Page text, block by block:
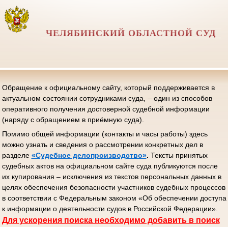
ЧЕЛЯБИНСКИЙ ОБЛАСТНОЙ СУД
Обращение к официальному сайту, который поддерживается в
актуальном состоянии сотрудниками суда, – один из способов
оперативного получения достоверной судебной информации
(наряду с обращением в приёмную суда).
Помимо общей информации (контакты и часы работы) здесь
можно узнать и сведения о рассмотрении конкретных дел в
разделе «Судебное делопроизводство». Тексты принятых
судебных актов на официальном сайте суда публикуются после
их купирования – исключения из текстов персональных данных в
целях обеспечения безопасности участников судебных процессов
в соответствии с Федеральным законом «Об обеспечении доступа
к информации о деятельности судов в Российской Федерации».
Для ускорения поиска необходимо добавить в поиск